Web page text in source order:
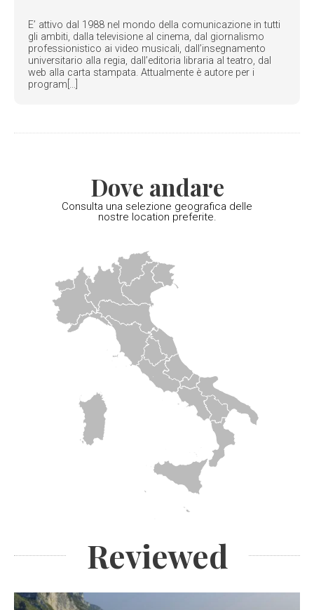
E’ attivo dal 1988 nel mondo della comunicazione in tutti
gli ambiti, dalla televisione al cinema, dal giornalismo
professionistico ai video musicali, dall’insegnamento
universitario alla regia, dall’editoria libraria al teatro, dal
web alla carta stampata. Attualmente è autore per i
program[...]
Dove andare
Consulta una selezione geografica delle
nostre location preferite.
Reviewed